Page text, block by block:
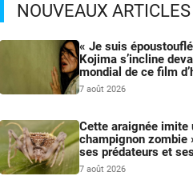
NOUVEAUX ARTICLES
« Je suis
Kojima s’incline
mondial de ce film
7 août 2026
Cette araignée imite
champignon zombie
ses prédateurs et
7 août 2026